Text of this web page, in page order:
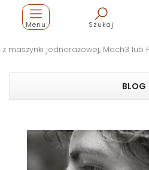
Szukaj
Menu
maszynki jednorazowej, Mach3 lub
BLOG